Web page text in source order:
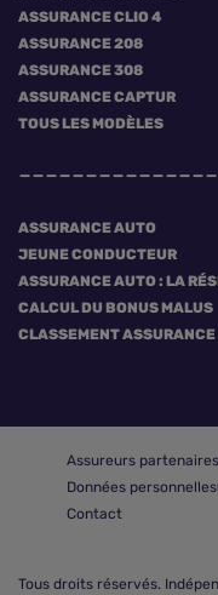
ASSURANCE CLIO 4
ASSURANCE 208
ASSURANCE 308
ASSURANCE CAPTUR
TOUS LES MODÈLES
ASSURANCE AUTO
JEUNE CONDUCTEUR
ASSURANCE AUTO : LA
CALCUL DU BONUS MALUS
CLASSEMENT
Assureurs partenaires
Données personnelles
Contact
Tous droits réservés.